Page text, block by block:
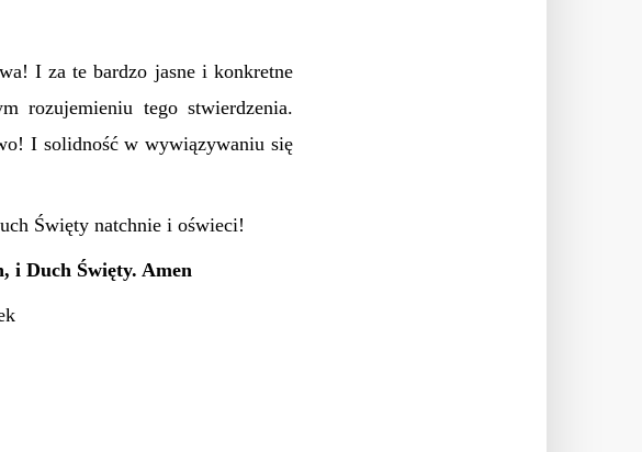
I za te bardzo jasne i konkretne
rozujemieniu tego stwierdzenia.
I solidność w wywiązywaniu się
Święty natchnie i oświeci!
i Duch Święty. Amen